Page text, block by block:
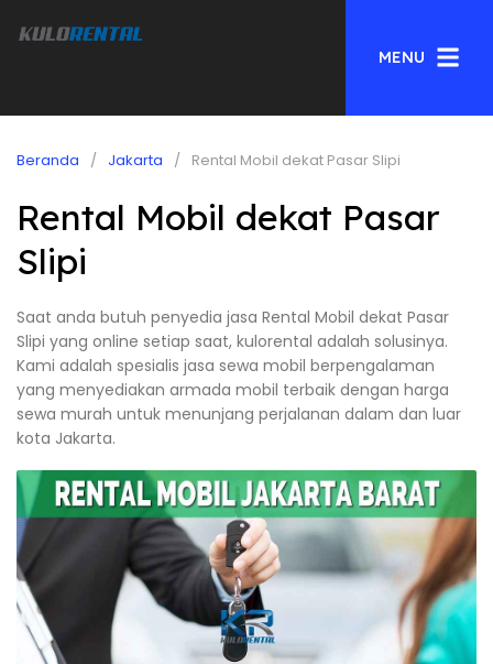
MENU
Beranda Jakarta Rental Mobil dekat Pasar Slipi
Rental Mobil dekat Pasar
Slipi
Saat anda butuh penyedia jasa Rental Mobil dekat Pasar
Slipi yang online setiap saat, kulorental adalah solusinya.
Kami adalah spesialis jasa sewa mobil berpengalaman
yang menyediakan armada mobil terbaik dengan harga
sewa murah untuk menunjang perjalanan dalam dan luar
kota Jakarta.